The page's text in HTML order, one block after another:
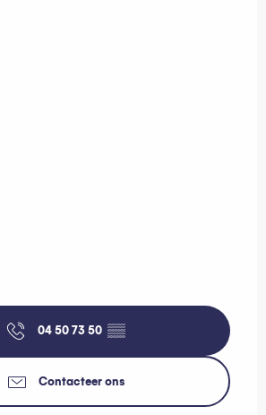
04 50 73 50 ▒▒
Contacteer ons